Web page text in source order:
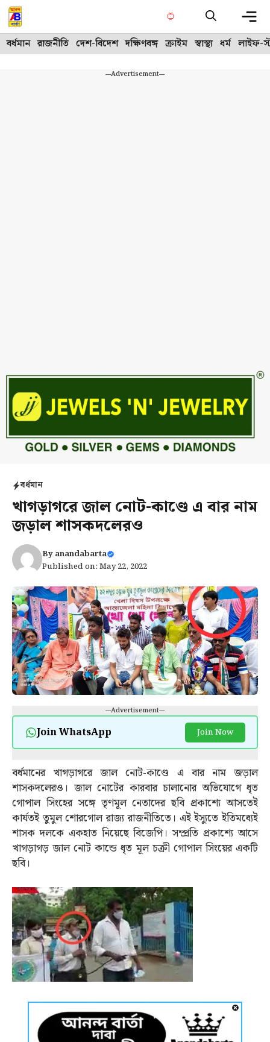
Skip
to
content
বর্ধমান রাজনীতি দেশ-বিদেশ দক্ষিণবঙ্গ ক্রাইম স্বাস্থ্য ধর্ম লাইফ-
---Advertisement---
বর্ধমান
খাগড়াগরে জাল নোট-কাণ্ডে এ বার নাম
জড়াল শাসকদলেরও
Byanandabarta
Published on: May 22, 2022
---Advertisement---
Join WhatsApp Join Now
বর্ধমানের খাগড়াগরে জাল নোট-কাণ্ডে এ বার নাম জড়াল
শাসকদলেরও। জাল নোটের কারবার চালানোর অভিযোগে ধৃত
গোপাল সিংহের সঙ্গে তৃণমূল নেতাদের ছবি প্রকাশ্যে আসতেই
কার্যতই তুমুল শোরগোল রাজ্য রাজনীতিতে। এই ইস্যুতে ইতিমধ্যেই
শাসক দলকে একহাত নিয়েছে বিজেপি। সম্প্রতি প্রকাশ্যে আসে
খাগড়াগড় জাল নোট কান্ডে ধৃত মূল চক্রী গোপাল সিংয়ের একটি
ছবি।